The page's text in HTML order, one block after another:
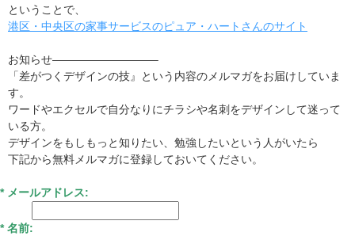
ということで、
港区・中央区の家事サービスのピュア・ハートさんのサイト
お知らせ—————————–
「差がつくデザインの技』という内容のメルマガをお届けしていま
す。
ワードやエクセルで自分なりにチラシや名刺をデザインして迷って
いる方。
デザインをもしもっと知りたい、勉強したいという人がいたら
下記から無料メルマガに登録しておいてください。
*メールアドレス:
* 名前: